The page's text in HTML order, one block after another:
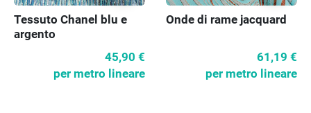
Tessuto Chanel blu e
argento
45,90 €
per metro lineare
Onde di rame jacquard
61,19 €
per metro lineare